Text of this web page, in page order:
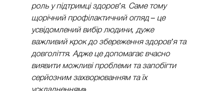
роль у підтримці здоров’я. Саме тому
щорічний профілактичний огляд – це
усвідомлений вибір людини, дуже
важливий крок до збереження здоров’я та
довголіття. Адже це допомагає вчасно
виявити можливі проблеми та запобігти
серйозним захворюванням та їх